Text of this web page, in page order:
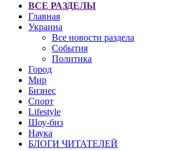
ВСЕ РАЗДЕЛЫ
Главная
Украина
Все новости раздела
События
Политика
Город
Мир
Бизнес
Спорт
Lifestyle
Шоу-биз
Наука
БЛОГИ ЧИТАТЕЛЕЙ